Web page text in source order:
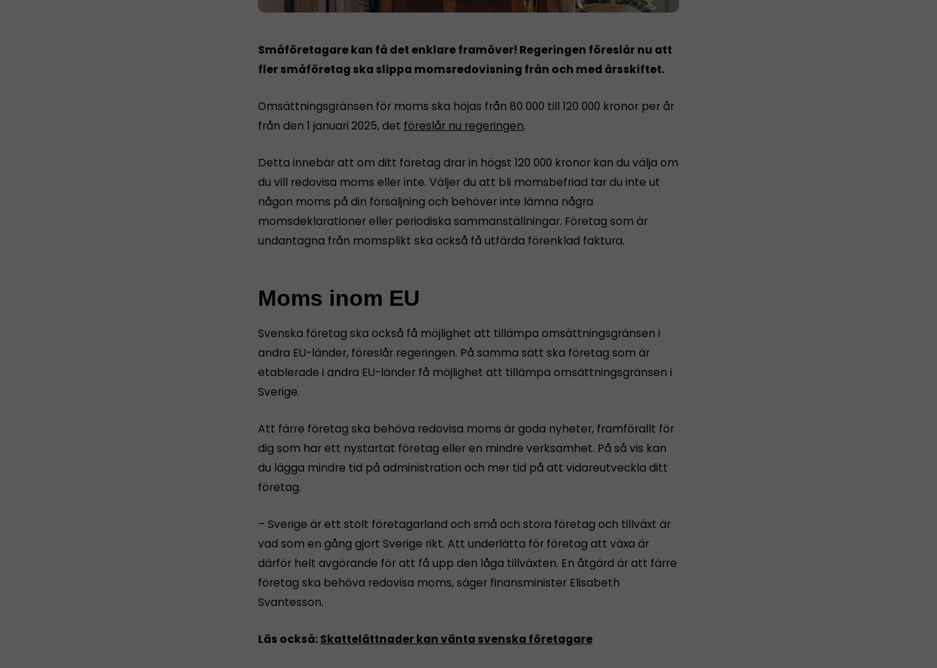
Småföretagare kan få det enklare framöver! Regeringen föreslår nu att
fler småföretag ska slippa momsredovisning från och med årsskiftet.
Omsättningsgränsen för moms ska höjas från 80 000 till 120 000 kronor per år
från den 1 januari 2025, det föreslår nu regeringen.
Detta innebär att om ditt företag drar in högst 120 000 kronor kan du välja om
du vill redovisa moms eller inte. Väljer du att bli momsbefriad tar du inte ut
någon moms på din försäljning och behöver inte lämna några
momsdeklarationer eller periodiska sammanställningar. Företag som är
undantagna från momsplikt ska också få utfärda förenklad faktura.
Moms inom EU
Svenska företag ska också få möjlighet att tillämpa omsättningsgränsen i
andra EU-länder, föreslår regeringen. På samma sätt ska företag som är
etablerade i andra EU-länder få möjlighet att tillämpa omsättningsgränsen i
Sverige.
Att färre företag ska behöva redovisa moms är goda nyheter, framförallt för
dig som har ett nystartat företag eller en mindre verksamhet. På så vis kan
du lägga mindre tid på administration och mer tid på att vidareutveckla ditt
företag.
– Sverige är ett stolt företagarland och små och stora företag och tillväxt är
vad som en gång gjort Sverige rikt. Att underlätta för företag att växa är
därför helt avgörande för att få upp den låga tillväxten. En åtgärd är att färre
företag ska behöva redovisa moms, säger finansminister Elisabeth
Svantesson.
Läs också:Skattelättnader kan vänta svenska företagare